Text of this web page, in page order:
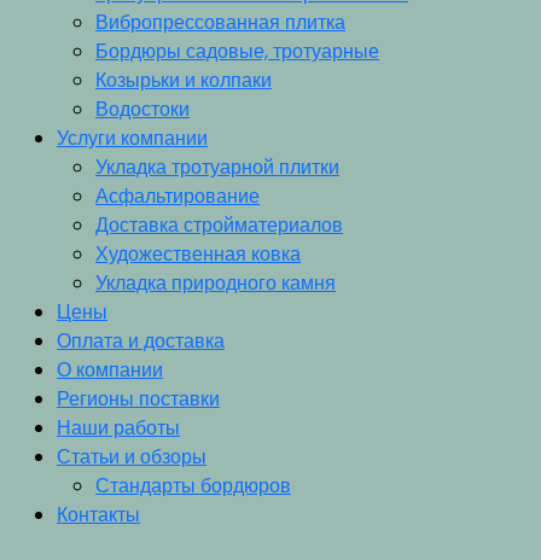
Вибропрессованная плитка
Бордюры садовые, тротуарные
Козырьки и колпаки
Водостоки
Услуги компании
Укладка тротуарной плитки
Асфальтирование
Доставка стройматериалов
Художественная ковка
Укладка природного камня
Цены
Оплата и доставка
О компании
Регионы поставки
Наши работы
Статьи и обзоры
Стандарты бордюров
Контакты